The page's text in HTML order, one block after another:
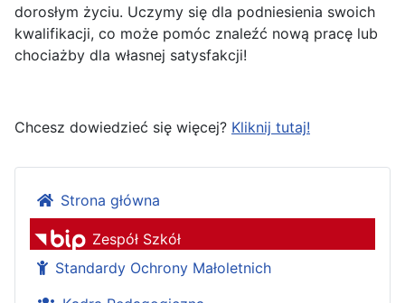
dorosłym życiu. Uczymy się dla podniesienia swoich
kwalifikacji, co może pomóc znaleźć nową pracę lub
chociażby dla własnej satysfakcji!
Chcesz dowiedzieć się więcej? Kliknij tutaj!
Strona główna
Zespół Szkół
Standardy Ochrony Małoletnich